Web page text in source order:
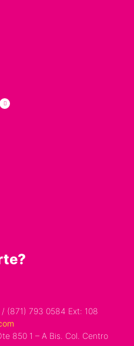
(871) 793 0584 Ext: 108
850 1 – A Bis. Col. Centro